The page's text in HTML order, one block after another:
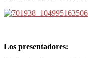
Los presentadores: